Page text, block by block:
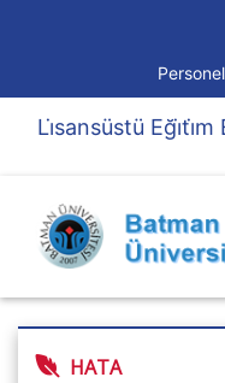
Li̇sansüstü Eği̇ti̇m
HATA